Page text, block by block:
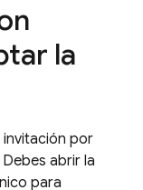
la
invitación por
abrir la
para